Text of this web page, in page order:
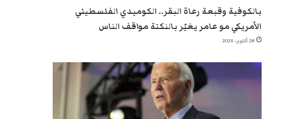
بالكوفية وقبعة رعاة البقر.. الكوميدي الفلسطيني
الأمريكي مو عامر يغيّر بالنكتة مواقف الناس
28 أكتوبر، 2025